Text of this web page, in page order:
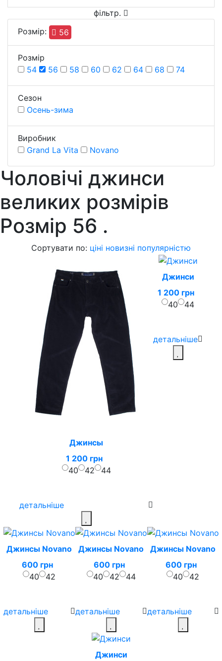
фільтр.
Розмiр:
56
Розмiр
54
56 58 60 62 64 68 74
Сезон
Осень-зима
Виробник
Grand La Vita
Novano
Чоловічі джинси
великих розмірів
Розмiр 56 .
Сортувати по: ціні новизні популярністю
Джинсы
1 200 грн
40
42 44
детальніше
Джинси
1 200 грн
40
44
детальніше
Джинсы Novano
600 грн
40
42
детальніше
Джинсы Novano
600 грн
40
42 44
детальніше
Джинсы Novano
600 грн
40
42
детальніше
Джинси